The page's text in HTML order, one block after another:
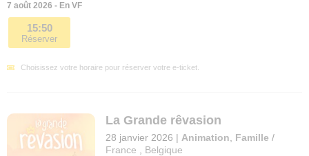
7 août 2026 - En VF
15:50
Réserver
Choisissez votre horaire pour réserver votre e-ticket.
La Grande rêvasion
28 janvier 2026 | Animation Famille /
France
Belgique